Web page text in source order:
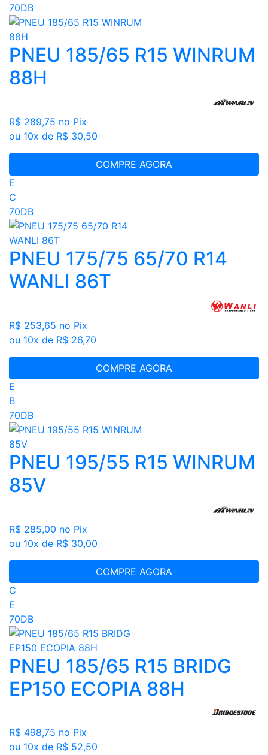
70DB
PNEU 185/65 R15 WINRUM
88H
R$ 289,75 no Pix
ou 10x de R$ 30,50
COMPRE AGORA
E
C
70DB
PNEU 175/75 65/70 R14
WANLI 86T
R$ 253,65 no Pix
ou 10x de R$ 26,70
COMPRE AGORA
E
B
70DB
PNEU 195/55 R15 WINRUM
85V
R$ 285,00 no Pix
ou 10x de R$ 30,00
COMPRE AGORA
C
E
70DB
PNEU 185/65 R15 BRIDG
EP150 ECOPIA 88H
R$ 498,75 no Pix
ou 10x de R$ 52,50